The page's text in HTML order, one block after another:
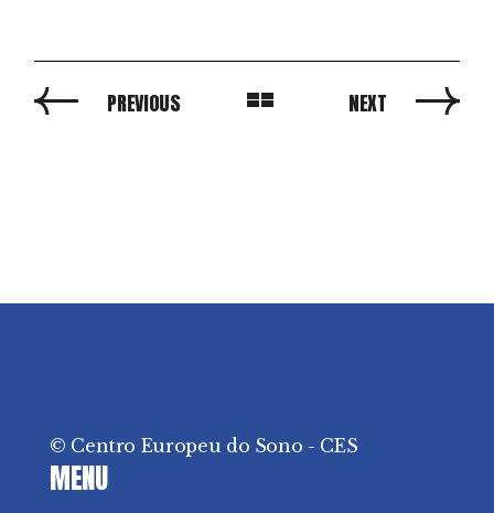
PREVIOUS NEXT
© Centro Europeu do Sono - CES
MENU